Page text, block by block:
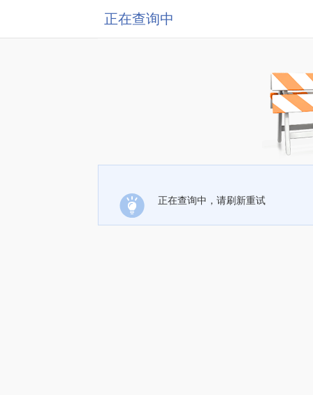
正在查询中
正在查询中，请刷新重试